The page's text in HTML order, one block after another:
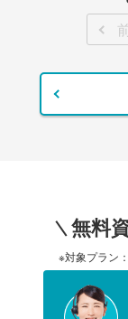
無料
※対象プラン